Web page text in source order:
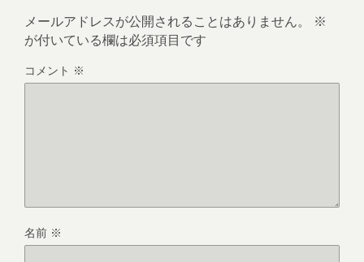
メールアドレスが公開されることはありません。
※
が付いている欄は必須項目です
コメント ※
名前 ※